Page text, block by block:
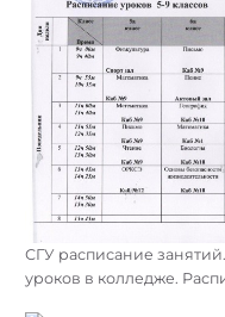
СГУ расписание
уроков в колледже.